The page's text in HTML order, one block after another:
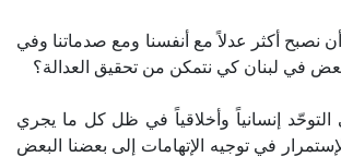
نصبح أكثر عدلاً مع أنفسنا ومع صدماتنا وفي
في لبنان كي نتمكن من تحقيق العدالة؟
التوحّد إنسانياً وأخلاقياً في ظل كل ما يجري
في توجيه الإتهامات إلى بعضنا البعض